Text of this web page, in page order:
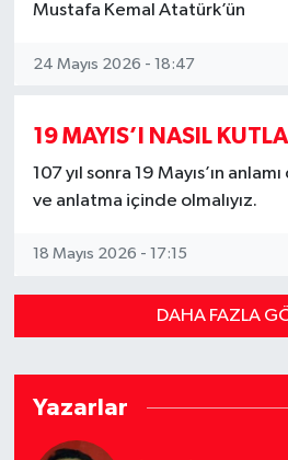
Mustafa Kemal Atatürk’ün
24 Mayıs 2026 - 18:47
19 MAYIS’I NASIL
107 yıl sonra 19 Mayıs’ın
ve anlatma içinde olmalıyız.
18 Mayıs 2026 - 17:15
DAHA FAZLA
Yazarlar